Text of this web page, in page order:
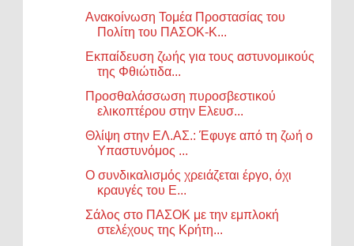
Ανακοίνωση Τομέα Προστασίας του
Πολίτη του ΠΑΣΟΚ-Κ...
Εκπαίδευση ζωής για τους αστυνομικούς
της Φθιώτιδα...
Προσθαλάσσωση πυροσβεστικού
ελικοπτέρου στην Ελευσ...
Θλίψη στην ΕΛ.ΑΣ.: Έφυγε από τη ζωή ο
Υπαστυνόμος ...
Ο συνδικαλισμός χρειάζεται έργο, όχι
κραυγές του Ε...
Σάλος στο ΠΑΣΟΚ με την εμπλοκή
στελέχους της Κρήτη...